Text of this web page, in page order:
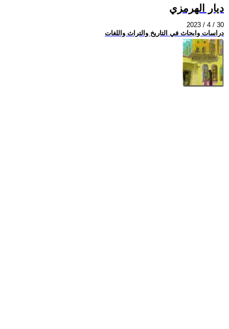
ديار الهرمزي
2023 / 4 / 30
دراسات وابحاث في التاريخ والتراث واللغات